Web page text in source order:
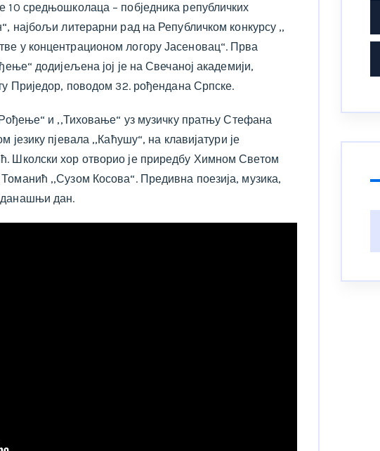
10 средњошколаца – побједника републичких
најбољи литерарни рад на Републичком конкурсу ,,
у концентрационом логору Јасеновац“. Прва
додијељена јој је на Свечаној академији,
Приједор, поводом 32. рођендана Српске.
и ,,Тиховање“ уз музичку пратњу Стефана
језику пјевала ,,Каћушу“, на клавијатури је
Школски хор отворио је приредбу Химном Светом
,,Сузом Косова“. Предивна поезија, музика,
данашњи дан.